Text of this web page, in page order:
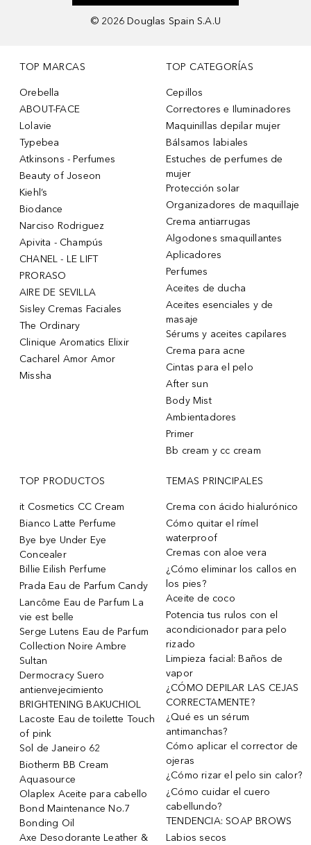
© 2026 Douglas Spain S.A.U
TOP MARCAS
Orebella
ABOUT-FACE
Lolavie
Typebea
Atkinsons - Perfumes
Beauty of Joseon
Kiehl’s
Biodance
Narciso Rodriguez
Apivita - Champús
CHANEL - LE LIFT
PRORASO
AIRE DE SEVILLA
Sisley Cremas Faciales
The Ordinary
Clinique Aromatics Elixir
Cacharel Amor Amor
Missha
TOP CATEGORÍAS
Cepillos
Correctores e Iluminadores
Maquinillas depilar mujer
Bálsamos labiales
Estuches de perfumes de
mujer
Protección solar
Organizadores de maquillaje
Crema antiarrugas
Algodones smaquillantes
Aplicadores
Perfumes
Aceites de ducha
Aceites esenciales y de
masaje
Sérums y aceites capilares
Crema para acne
Cintas para el pelo
After sun
Body Mist
Ambientadores
Primer
Bb cream y cc cream
TOP PRODUCTOS
it Cosmetics CC Cream
Bianco Latte Perfume
Bye bye Under Eye
Concealer
Billie Eilish Perfume
Prada Eau de Parfum Candy
Lancôme Eau de Parfum La
vie est belle
Serge Lutens Eau de Parfum
Collection Noire Ambre
Sultan
Dermocracy Suero
antienvejecimiento
BRIGHTENING BAKUCHIOL
Lacoste Eau de toilette Touch
of pink
Sol de Janeiro 62
Biotherm BB Cream
Aquasource
Olaplex Aceite para cabello
Bond Maintenance No.7
Bonding Oil
Axe Desodorante Leather &
TEMAS PRINCIPALES
Crema con ácido hialurónico
Cómo quitar el rímel
waterproof
Cremas con aloe vera
¿Cómo eliminar los callos en
los pies?
Aceite de coco
Potencia tus rulos con el
acondicionador para pelo
rizado
Limpieza facial: Baños de
vapor
¿CÓMO DEPILAR LAS CEJAS
CORRECTAMENTE?
¿Qué es un sérum
antimanchas?
Cómo aplicar el corrector de
ojeras
¿Cómo rizar el pelo sin calor?
¿Cómo cuidar el cuero
cabellundo?
TENDENCIA: SOAP BROWS
Labios secos